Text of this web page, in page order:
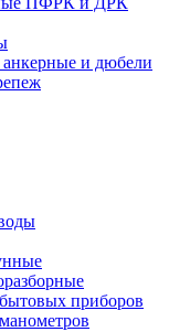
и дюбели
приборов